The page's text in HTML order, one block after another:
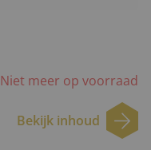
Niet meer op voorraad
Bekijk inhoud